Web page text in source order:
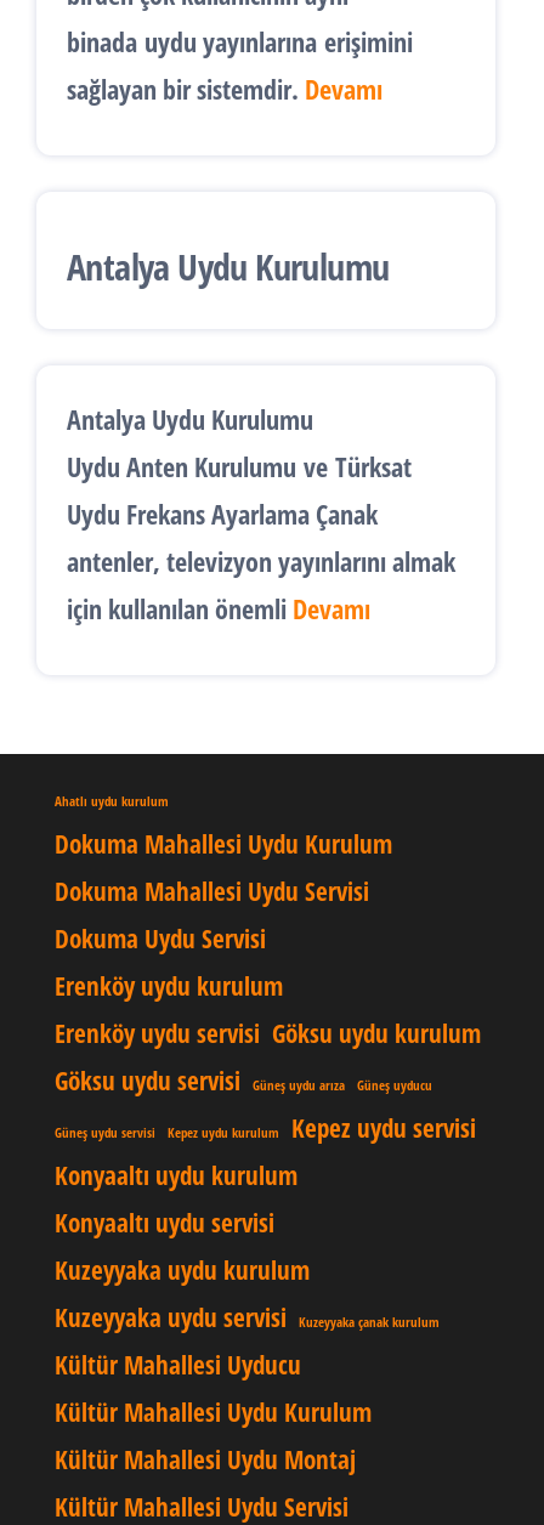
binada uydu yayınlarına erişimini
sağlayan bir sistemdir. Devamı
Antalya Uydu Kurulumu
Antalya Uydu Kurulumu
Uydu Anten Kurulumu ve Türksat
Uydu Frekans Ayarlama Çanak
antenler, televizyon yayınlarını almak
için kullanılan önemli Devamı
Ahatlı uydu kurulum
Dokuma Mahallesi Uydu Kurulum
Dokuma Mahallesi Uydu Servisi
Dokuma Uydu Servisi
Erenköy uydu kurulum
Erenköy uydu servisi Göksu uydu kurulum
Göksu uydu servisi
Güneş uydu arıza Güneş uyducu
Güneş uydu servisi Kepez uydu kurulum
Kepez uydu servisi
Konyaaltı uydu kurulum
Konyaaltı uydu servisi
Kuzeyyaka uydu kurulum
Kuzeyyaka uydu servisi
Kuzeyyaka çanak kurulum
Kültür Mahallesi Uyducu
Kültür Mahallesi Uydu Kurulum
Kültür Mahallesi Uydu Montaj
Kültür Mahallesi Uydu Servisi